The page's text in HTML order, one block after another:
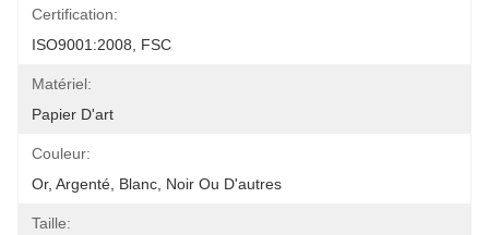
Certification:
ISO9001:2008, FSC
Matériel:
Papier D'art
Couleur:
Or, Argenté, Blanc, Noir Ou D'autres
Taille: